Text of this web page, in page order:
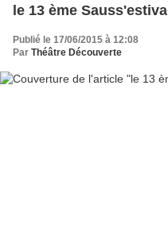
le 13 ème Sauss'estival
Publié le 17/06/2015 à 12:08
Par Théâtre Découverte